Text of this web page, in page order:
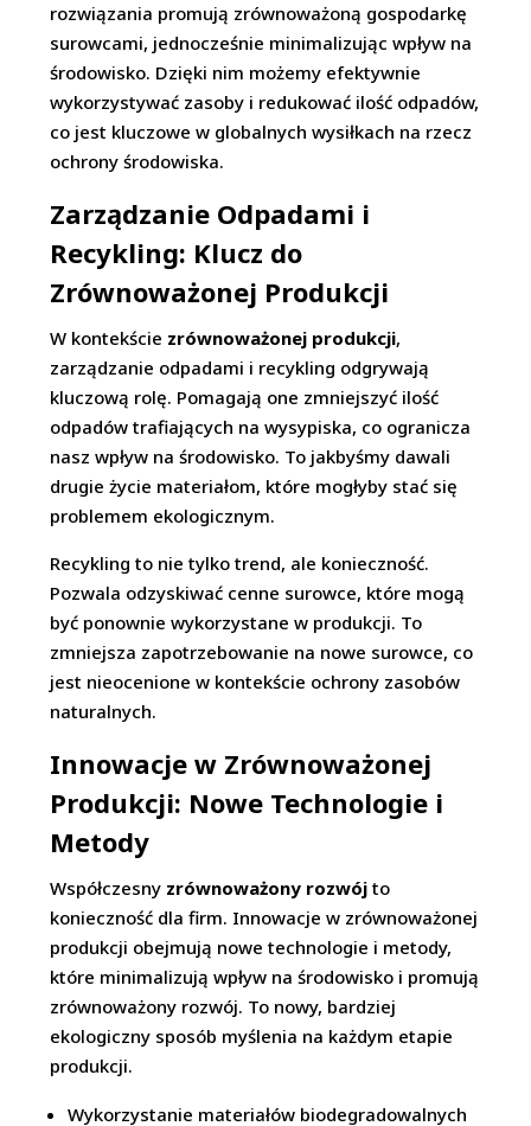
rozwiązania promują zrównoważoną gospodarkę
surowcami, jednocześnie minimalizując wpływ na
środowisko. Dzięki nim możemy efektywnie
wykorzystywać zasoby i redukować ilość odpadów,
co jest kluczowe w globalnych wysiłkach na rzecz
ochrony środowiska.
Zarządzanie Odpadami i
Recykling: Klucz do
Zrównoważonej Produkcji
W kontekście zrównoważonej produkcji,
zarządzanie odpadami i recykling odgrywają
kluczową rolę. Pomagają one zmniejszyć ilość
odpadów trafiających na wysypiska, co ogranicza
nasz wpływ na środowisko. To jakbyśmy dawali
drugie życie materiałom, które mogłyby stać się
problemem ekologicznym.
Recykling to nie tylko trend, ale konieczność.
Pozwala odzyskiwać cenne surowce, które mogą
być ponownie wykorzystane w produkcji. To
zmniejsza zapotrzebowanie na nowe surowce, co
jest nieocenione w kontekście ochrony zasobów
naturalnych.
Innowacje w Zrównoważonej
Produkcji: Nowe Technologie i
Metody
Współczesny zrównoważony rozwój to
konieczność dla firm. Innowacje w zrównoważonej
produkcji obejmują nowe technologie i metody,
które minimalizują wpływ na środowisko i promują
zrównoważony rozwój. To nowy, bardziej
ekologiczny sposób myślenia na każdym etapie
produkcji.
Wykorzystanie materiałów biodegradowalnych